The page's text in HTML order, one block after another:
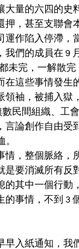
大量的六四的史
押，甚至支聯會
作陷入停滯，
們的成員在 9
未完，一解散
在這些事情發生
領袖，被捕入獄
民間組織、工
言論創作自由受
。
情，整個脈絡，
是要消滅所有反
的其中一個行動
事情，不到 3
早入紙通知，我